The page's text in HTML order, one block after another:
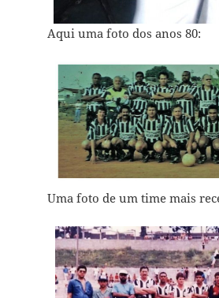
Aqui uma foto dos anos 80:
Uma foto de um time mais